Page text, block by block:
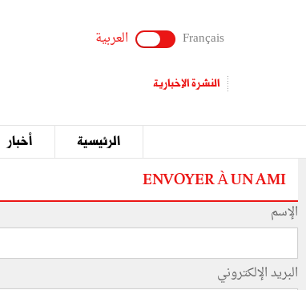
Français العربية
النشرة الإخبارية
الرئيسية أخبار
ENVOYER À UN AMI
الإسم
البريد الإلكتروني